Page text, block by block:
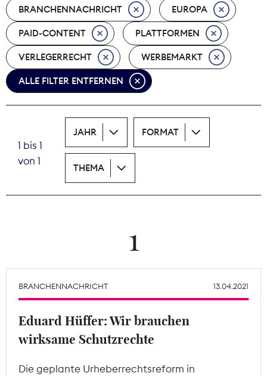
Nachhaltigkeit
Nachwuchs
Nova Award
Print
Wächterpreis
Mitgliederbereich
BRANCHENNACHRICHT EUROPA
PAID-CONTENT PLATTFORMEN
VERLEGERRECHT WERBEMARKT
ALLE FILTER ENTFERNEN
1 bis 1
von 1
JAHR FORMAT
THEMA
1
BRANCHENNACHRICHT 13.04.2021
Eduard Hüffer: Wir brauchen
wirksame Schutzrechte
Die geplante Urheberrechtsreform in